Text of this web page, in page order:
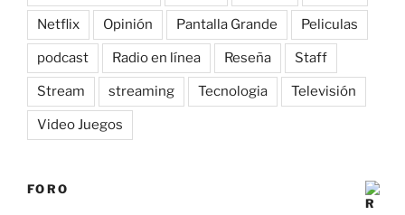
Netflix Opinión Pantalla Grande Peliculas
podcast Radio en línea Reseña Staff
Stream streaming Tecnologia Televisión
Video Juegos
FORO